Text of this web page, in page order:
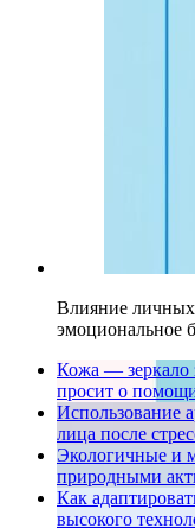
Влияние личных
эмоциональное
Кожа — зеркало
просит о
Использование
лица после
Экологичные и
природными
Как
высокого